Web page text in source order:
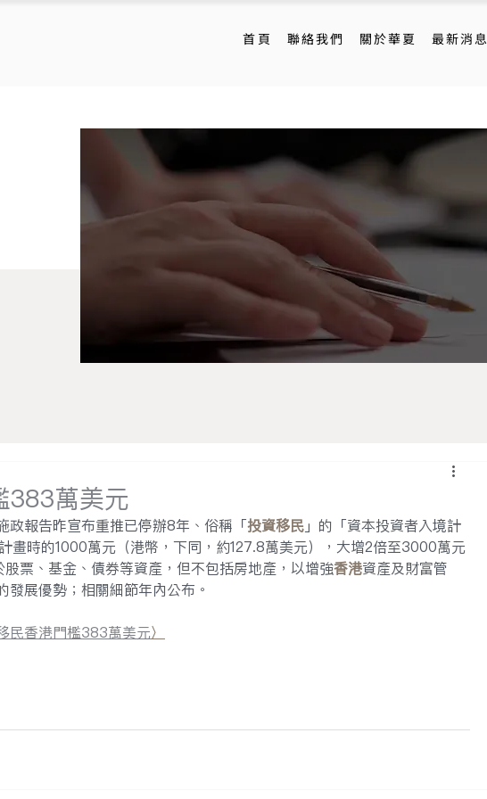
首頁 聯絡我們 關於華夏 最新消息
383萬美元
政報告昨宣布重推已停辦8年、俗稱「投資移民」的「資本投資者入境計
畫時的1000萬元（港幣，下同，約127.8萬美元），大增2倍至3000萬元
股票、基金、債券等資產，但不包括房地產，以增強香港資產及財富管
展優勢；相關細節年內公布。
民香港門檻383萬美元〉